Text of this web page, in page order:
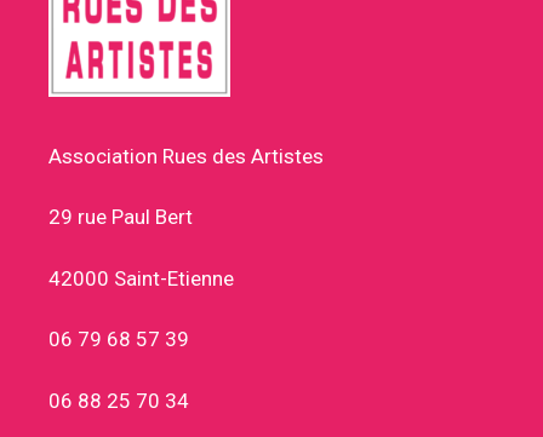
Association Rues des Artistes
29 rue Paul Bert
42000 Saint-Etienne
06 79 68 57 39
06 88 25 70 34